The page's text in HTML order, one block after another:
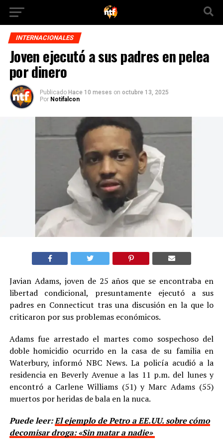
INTERNACIONALES
Joven ejecutó a sus padres en pelea
por dinero
Publicado Hace 10 meses on octubre 13, 2025
Por Notifalcon
Javian Adams, joven de 25 años que se encontraba en
libertad condicional, presuntamente ejecutó a sus
padres en Connecticut tras una discusión en la que lo
criticaron por sus problemas económicos.
Adams fue arrestado el martes como sospechoso del
doble homicidio ocurrido en la casa de su familia en
Waterbury, informó NBC News. La policía acudió a la
residencia en Beverly Avenue a las 11 p.m. del lunes y
encontró a Carlene Williams (51) y Marc Adams (55)
muertos por heridas de bala en la nuca.
Puede leer:El ejemplo de Petro a EE.UU. sobre cómo
decomisar droga: «Sin matar a nadie»